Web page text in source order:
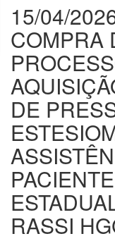
15/04/
COMPRA
DE
RASSI